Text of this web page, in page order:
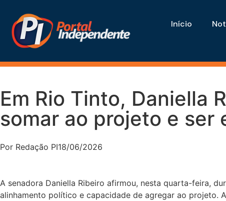
Início
Em Rio Tinto, Daniella
somar ao projeto e ser
Por Redação PI18/06/2026
A senadora Daniella Ribeiro afirmou, nesta quarta-feira,
alinhamento político e capacidade de agregar ao projeto.